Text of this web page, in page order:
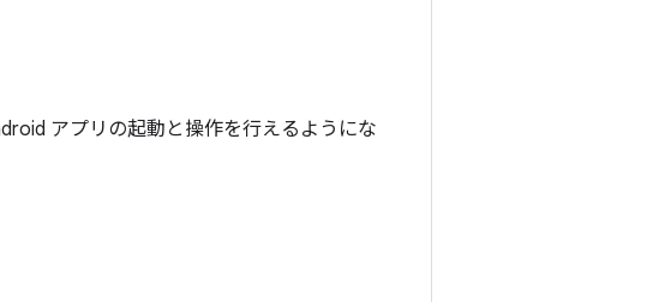
アプリの起動と操作を行えるようにな